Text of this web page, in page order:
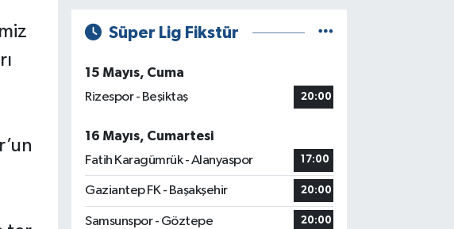
Süper Lig Fikstür
15 Mayıs, Cuma
Rizespor - Beşiktaş
20:00
16 Mayıs, Cumartesi
Fatih Karagümrük - Alanyaspor
17:00
Gaziantep FK - Başakşehir 20:00
Samsunspor - Göztepe 20:00